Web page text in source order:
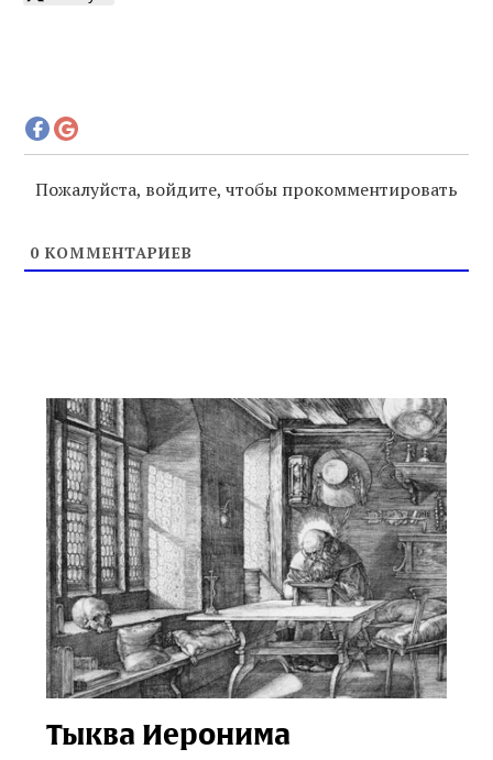
Пожалуйста, войдите, чтобы прокомментировать
0 КОММЕНТАРИЕВ
Тыква Иеронима